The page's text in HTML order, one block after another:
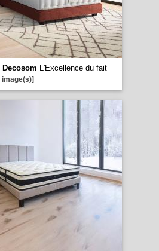
Decosom L'Excellence du fait
image(s)]